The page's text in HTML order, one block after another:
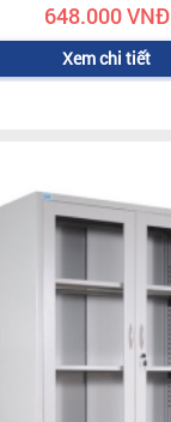
648.000 VNĐ
Xem chi tiết